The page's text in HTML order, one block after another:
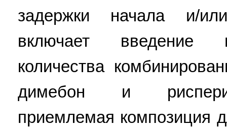
задержки начала и/
включает введение
количества
димебон и
приемлемая композиция